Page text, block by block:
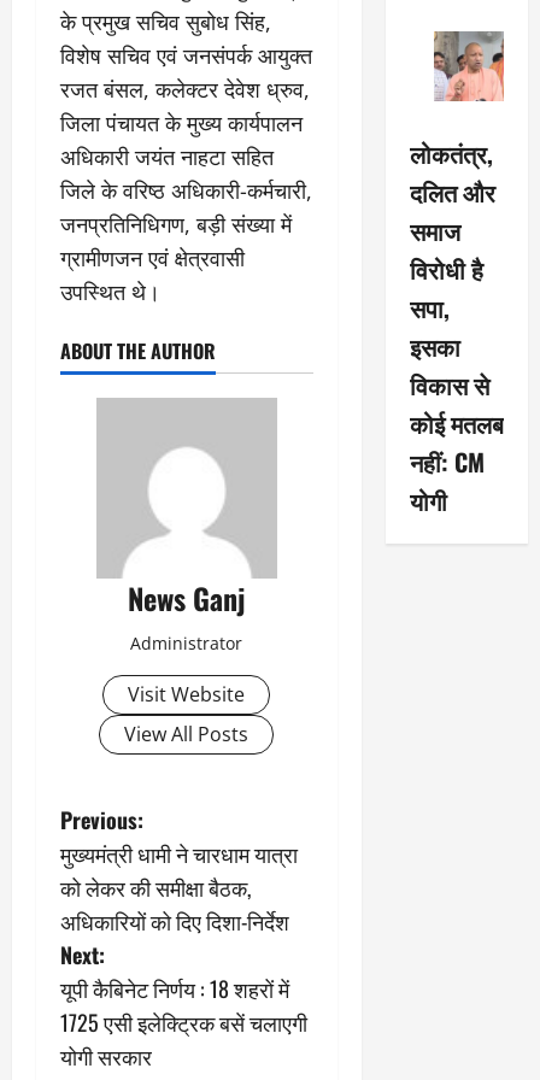
के प्रमुख सचिव सुबोध सिंह,
विशेष सचिव एवं जनसंपर्क आयुक्त
रजत बंसल, कलेक्टर देवेश ध्रुव,
जिला पंचायत के मुख्य कार्यपालन
अधिकारी जयंत नाहटा सहित
जिले के वरिष्ठ अधिकारी-कर्मचारी,
जनप्रतिनिधिगण, बड़ी संख्या में
ग्रामीणजन एवं क्षेत्रवासी
उपस्थित थे।
ABOUT THE AUTHOR
News Ganj
Administrator
Visit Website
View All Posts
P
o
s
t
n
Previous:
मुख्यमंत्री धामी ने चारधाम यात्रा
को लेकर की समीक्षा बैठक,
अधिकारियों को दिए दिशा-निर्देश
Next:
यूपी कैबिनेट निर्णय : 18 शहरों में
1725 एसी इलेक्ट्रिक बसें चलाएगी
योगी सरकार
लोकतंत्र,
दलित और
समाज
विरोधी है
सपा,
इसका
विकास से
कोई मतलब
नहीं: CM
योगी